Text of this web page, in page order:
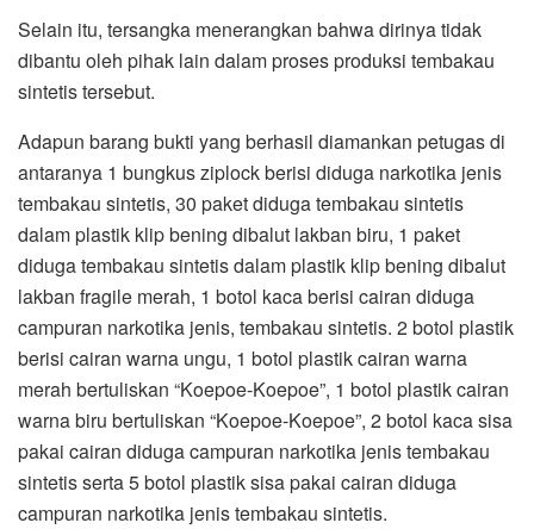
Selain itu, tersangka menerangkan bahwa dirinya tidak
dibantu oleh pihak lain dalam proses produksi tembakau
sintetis tersebut.
Adapun barang bukti yang berhasil diamankan petugas di
antaranya 1 bungkus ziplock berisi diduga narkotika jenis
tembakau sintetis, 30 paket diduga tembakau sintetis
dalam plastik klip bening dibalut lakban biru, 1 paket
diduga tembakau sintetis dalam plastik klip bening dibalut
lakban fragile merah, 1 botol kaca berisi cairan diduga
campuran narkotika jenis, tembakau sintetis. 2 botol plastik
berisi cairan warna ungu, 1 botol plastik cairan warna
merah bertuliskan “Koepoe-Koepoe”, 1 botol plastik cairan
warna biru bertuliskan “Koepoe-Koepoe”, 2 botol kaca sisa
pakai cairan diduga campuran narkotika jenis tembakau
sintetis serta 5 botol plastik sisa pakai cairan diduga
campuran narkotika jenis tembakau sintetis.